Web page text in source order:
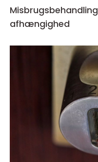
Misbrugsbehandling vejen til et liv uden
afhængighed